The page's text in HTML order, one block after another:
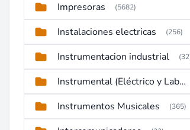
Impresoras (5682)
Instalaciones electricas (256)
Instrumentacion industrial
Instrumental (Eléctrico y Laboratorio)
Instrumentos Musicales (365)